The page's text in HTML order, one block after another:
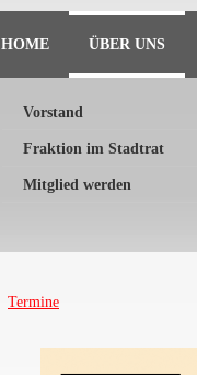
HOME ÜBER UNS
Vorstand
Fraktion im Stadtrat
Mitglied werden
Termine